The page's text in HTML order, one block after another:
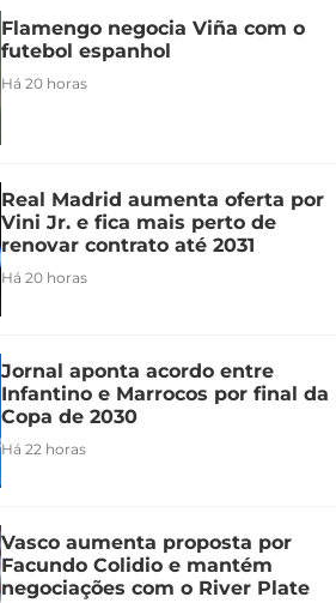
Flamengo negocia Viña com o
futebol espanhol
Há 20 horas
Real Madrid aumenta oferta por
Vini Jr. e fica mais perto de
renovar contrato até 2031
Há 20 horas
Jornal aponta acordo entre
Infantino e Marrocos por final da
Copa de 2030
Há 22 horas
Vasco aumenta proposta por
Facundo Colidio e mantém
negociações com o River Plate